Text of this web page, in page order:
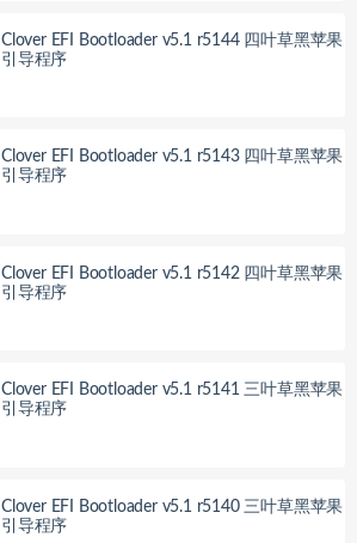
Clover EFI Bootloader v5.1 r5144 四叶草黑苹果
引导程序
Clover EFI Bootloader v5.1 r5143 四叶草黑苹果
引导程序
Clover EFI Bootloader v5.1 r5142 四叶草黑苹果
引导程序
Clover EFI Bootloader v5.1 r5141 三叶草黑苹果
引导程序
Clover EFI Bootloader v5.1 r5140 三叶草黑苹果
引导程序